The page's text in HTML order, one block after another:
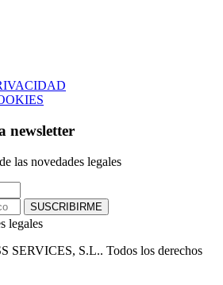
newsletter
las novedades legales
SUSCRIBIRME
legales
S.L.. Todos los derechos